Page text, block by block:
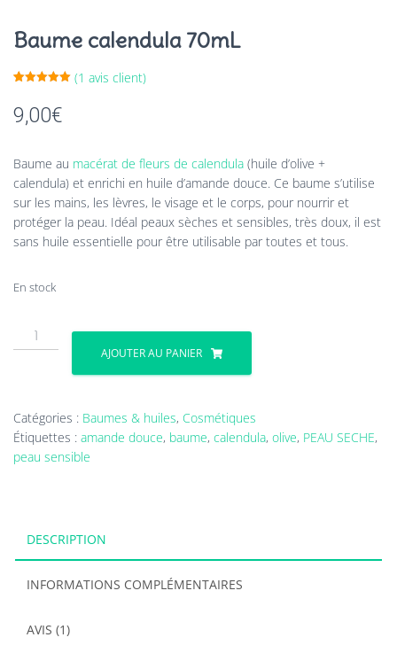
Baume calendula 70mL
basé sur
notation
(1 avis client)
9,00€
Baume au macérat de fleurs de calendula (huile d’olive +
calendula) et enrichi en huile d’amande douce. Ce baume s’utilise
sur les mains, les lèvres, le visage et le corps, pour nourrir et
protéger la peau. Idéal peaux sèches et sensibles, très doux, il est
sans huile essentielle pour être utilisable par toutes et tous.
En stock
quantité
de
AJOUTER AU PANIER
Catégories : Baumes & huiles, Cosmétiques
Étiquettes : amande douce, baume, calendula, olive, PEAU SECHE,
peau sensible
DESCRIPTION
INFORMATIONS COMPLÉMENTAIRES
AVIS (1)